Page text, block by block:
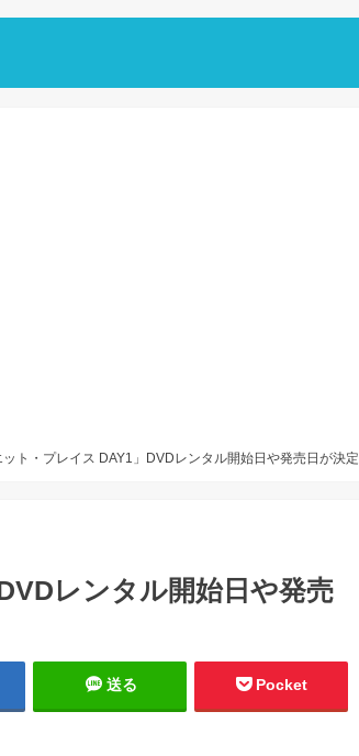
ット・プレイス DAY1」DVDレンタル開始日や発売日が決定
レンタル開始日や発売
送る Pocket